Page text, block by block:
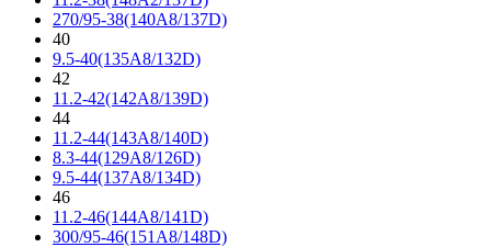
270/95-38(140A8/137D)
40
9.5-40(135A8/132D)
42
11.2-42(142A8/139D)
44
11.2-44(143A8/140D)
8.3-44(129A8/126D)
9.5-44(137A8/134D)
46
11.2-46(144A8/141D)
300/95-46(151A8/148D)